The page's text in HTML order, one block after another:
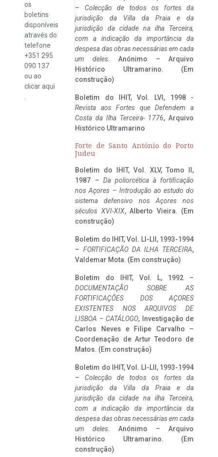
os
boletins
disponíveis
através do
telefone
+351 295
090 137
ou ao
clicaraqui
– Colecção de todos os fortes da
jurisdição da Villa da Praia e da
jurisdição da cidade na ilha Terceira,
com a indicação da importância da
despesa das obras necessárias em cada
um deles. Anónimo – Arquivo
Histórico Ultramarino. (Em
construção)
Boletim do IHIT, Vol. LVI, 1998 -
Revista aos Fortes que Defendem a
Costa da Ilha Terceira- 1776, Arquivo
Histórico Ultramarino
Forte de Santo António do Porto
Judeu
Boletim do IHIT, Vol. XLV, Tomo II,
1987 – Da poliorcética à fortificação
nos Açores – Introdução ao estudo do
sistema defensivo nos Açores nos
séculos XVI-XIX, Alberto Vieira. (Em
construção)
Boletim do IHIT, Vol. LI-LII, 1993-1994
– FORTIFICAÇÃO DA ILHA TERCEIRA,
Valdemar Mota. (Em construção)
Boletim do IHIT, Vol. L, 1992 –
DOCUMENTAÇÃO SOBRE AS
FORTIFICAÇÕES DOS AÇORES
EXISTENTES NOS ARQUIVOS DE
LISBOA – CATÁLOGO, Investigação de
Carlos Neves e Filipe Carvalho –
Coordenação de Artur Teodoro de
Matos. (Em construção)
Boletim do IHIT, Vol. LI-LII, 1993-1994
– Colecção de todos os fortes da
jurisdição da Villa da Praia e da
jurisdição da cidade na ilha Terceira,
com a indicação da importância da
despesa das obras necessárias em cada
um deles. Anónimo – Arquivo
Histórico Ultramarino. (Em
construção)